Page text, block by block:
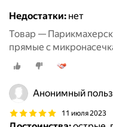
Недостатки: нет
Товар —
прямые с
Анонимный
11 июля 2023